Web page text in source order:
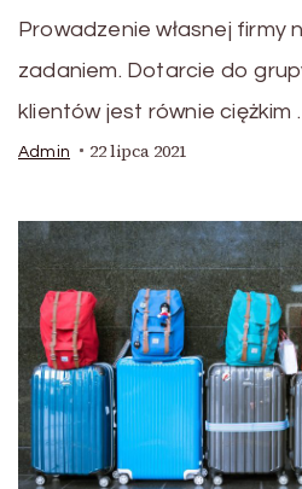
Prowadzenie własnej firmy
zadaniem. Dotarcie do
klientów jest równie ciężkim
Admin 22 lipca 2021